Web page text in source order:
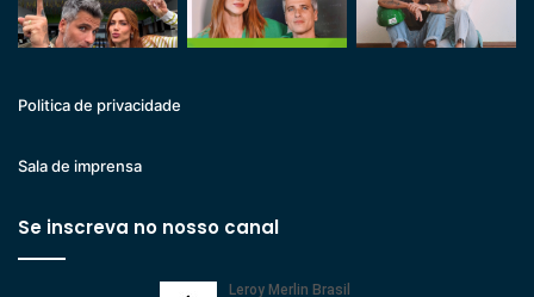
Politica de privacidade
Sala de imprensa
Se inscreva no nosso canal